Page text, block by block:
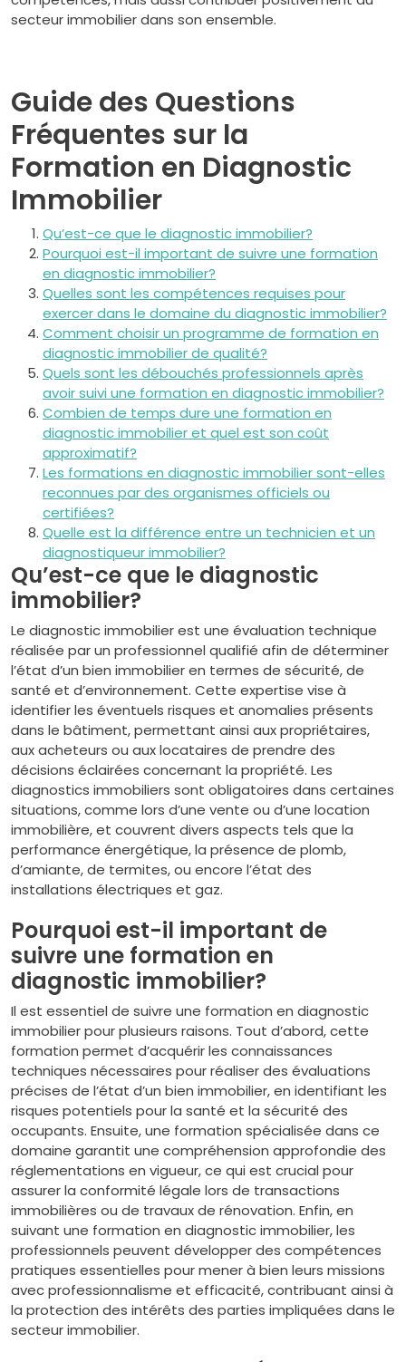
secteur immobilier dans son ensemble.
Guide des Questions
Fréquentes sur la
Formation en Diagnostic
Immobilier
Qu’est-ce que le diagnostic immobilier?
Pourquoi est-il important de suivre une formation
en diagnostic immobilier?
Quelles sont les compétences requises pour
exercer dans le domaine du diagnostic immobilier?
Comment choisir un programme de formation en
diagnostic immobilier de qualité?
Quels sont les débouchés professionnels après
avoir suivi une formation en diagnostic immobilier?
Combien de temps dure une formation en
diagnostic immobilier et quel est son coût
approximatif?
Les formations en diagnostic immobilier sont-elles
reconnues par des organismes officiels ou
certifiées?
Quelle est la différence entre un technicien et un
diagnostiqueur immobilier?
Qu’est-ce que le diagnostic
immobilier?
Le diagnostic immobilier est une évaluation technique
réalisée par un professionnel qualifié afin de déterminer
l’état d’un bien immobilier en termes de sécurité, de
santé et d’environnement. Cette expertise vise à
identifier les éventuels risques et anomalies présents
dans le bâtiment, permettant ainsi aux propriétaires,
aux acheteurs ou aux locataires de prendre des
décisions éclairées concernant la propriété. Les
diagnostics immobiliers sont obligatoires dans certaines
situations, comme lors d’une vente ou d’une location
immobilière, et couvrent divers aspects tels que la
performance énergétique, la présence de plomb,
d’amiante, de termites, ou encore l’état des
installations électriques et gaz.
Pourquoi est-il important de
suivre une formation en
diagnostic immobilier?
Il est essentiel de suivre une formation en diagnostic
immobilier pour plusieurs raisons. Tout d’abord, cette
formation permet d’acquérir les connaissances
techniques nécessaires pour réaliser des évaluations
précises de l’état d’un bien immobilier, en identifiant les
risques potentiels pour la santé et la sécurité des
occupants. Ensuite, une formation spécialisée dans ce
domaine garantit une compréhension approfondie des
réglementations en vigueur, ce qui est crucial pour
assurer la conformité légale lors de transactions
immobilières ou de travaux de rénovation. Enfin, en
suivant une formation en diagnostic immobilier, les
professionnels peuvent développer des compétences
pratiques essentielles pour mener à bien leurs missions
avec professionnalisme et efficacité, contribuant ainsi à
la protection des intérêts des parties impliquées dans le
secteur immobilier.